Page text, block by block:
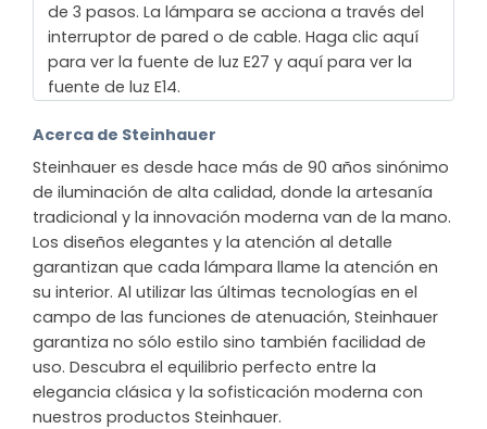
de 3 pasos. La lámpara se acciona a través del
interruptor de pared o de cable. Haga clic aquí
para ver la fuente de luz E27 y aquí para ver la
fuente de luz E14.
Acerca de Steinhauer
Steinhauer es desde hace más de 90 años sinónimo
de iluminación de alta calidad, donde la artesanía
tradicional y la innovación moderna van de la mano.
Los diseños elegantes y la atención al detalle
garantizan que cada lámpara llame la atención en
su interior. Al utilizar las últimas tecnologías en el
campo de las funciones de atenuación, Steinhauer
garantiza no sólo estilo sino también facilidad de
uso. Descubra el equilibrio perfecto entre la
elegancia clásica y la sofisticación moderna con
nuestros productos Steinhauer.